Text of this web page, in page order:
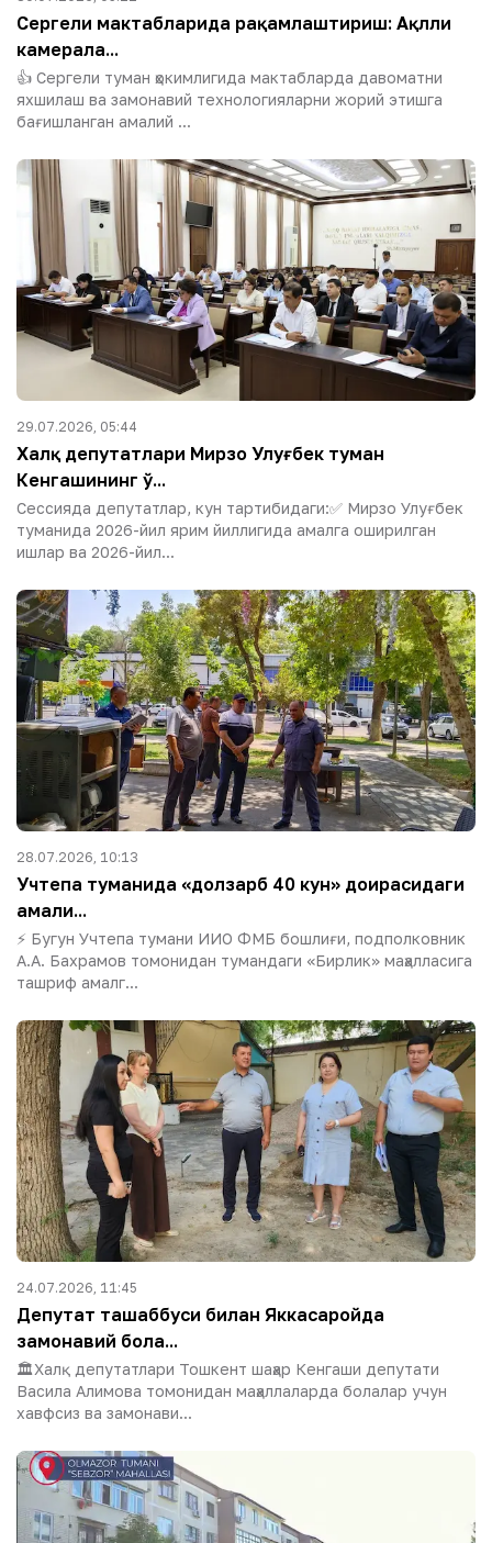
Сергели мактабларида рақамлаштириш: Ақлли
камерала...
👍 Сергели туман ҳокимлигида мактабларда давоматни
яхшилаш ва замонавий технологияларни жорий этишга
бағишланган амалий ...
29.07.2026, 05:44
Халқ депутатлари Мирзо Улуғбек туман
Кенгашининг ў...
Сессияда депутатлар, кун тартибидаги:✅ Мирзо Улуғбек
туманида 2026-йил ярим йиллигида амалга оширилган
ишлар ва 2026-йил...
28.07.2026, 10:13
Учтепа туманида «долзарб 40 кун» доирасидаги
амали...
⚡️ Бугун Учтепа тумани ИИО ФМБ бошлиғи, подполковник
А.А. Бахрамов томонидан тумандаги «Бирлик» маҳалласига
ташриф амалг...
24.07.2026, 11:45
Депутат ташаббуси билан Яккасаройда
замонавий бола...
🏛Халқ депутатлари Тошкент шаҳар Кенгаши депутати
Васила Алимова томонидан маҳаллаларда болалар учун
хавфсиз ва замонави...